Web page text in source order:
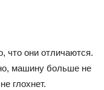
что они отличаются.
машину больше не
глохнет.